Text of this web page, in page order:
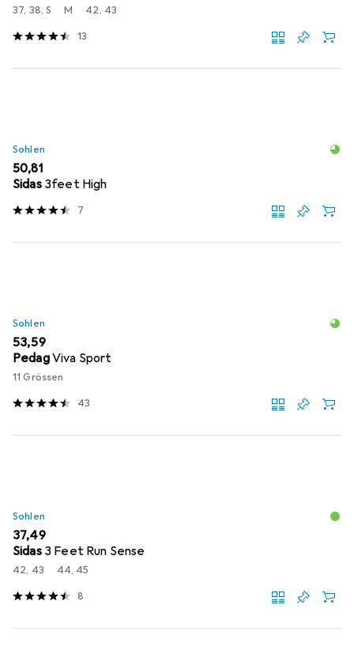
37, 38, S M 42, 43
13
Sohlen
EUR
50,81
Sidas 3feet High
7
Sohlen
EUR
53,59
PedagViva Sport
11 Grössen
43
Sohlen
EUR
37,49
Sidas 3 Feet Run Sense
42, 43 44, 45
8